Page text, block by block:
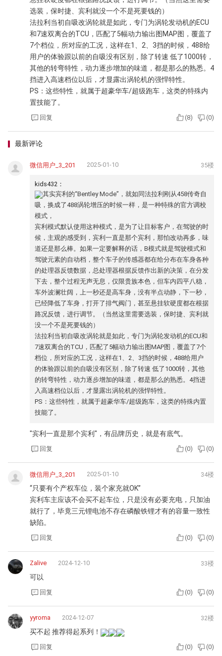
选装，保时捷、宾利就没一个不是死要钱的）
法拉利当初自吸改涡轮就是如此，专门为涡轮发动机的ECU
和7速双离合的TCU，匹配了5幅动力输出图MAP图，覆盖了
7个档位，所对应的工况，这样在1、2、3挡的时候，488给
用户的体验跟以前的自吸没有区别，除了转速 低了1000转，
其他的转弯特性，动力逐步增加的味道，都是那么的熟悉。4
挡进入高速档位以后，才显露出涡轮机的强悍特性。
PS：这些特性，就属于超豪华车/超级跑车，这类的特殊内
置技能了。
回复 (8) (0)
最新评论
微信用户_3_201 2025-01-10 35楼
kids432：
其实宾利的“Bentley Mode”，就如同法拉利刚从458传奇自
吸，换成了488涡轮增压的时候一样，是一种特殊的官方调校
模式，
宾利模式默认使用这种模式，是为了让目标客户，在驾驶的时
候，主观的感受到，宾利一直是那个宾利，那怕改动再多，味
道还是那么棒。如果一定要解释的话，B模式就是驾驶模式和
驾驶元素的自动档，整个车子的传感器都在给分布在车身各种
的处理器反馈数据，总处理器根据反馈作出新的决策，在分发
下去，整个过程无声无息，仅限贵族本色，但车内四平八稳，
车外波澜壮阔，上一秒还是高车身，没有半点动静，下一秒，
已经降低了车身，打开了排气阀门，甚至悬挂软硬度都在根据
路况反馈，进行调节。（当然这里需要选装，保时捷、宾利就
没一个不是死要钱的）
法拉利当初自吸改涡轮就是如此，专门为涡轮发动机的ECU和
7速双离合的TCU，匹配了5幅动力输出图MAP图，覆盖了7个
档位，所对应的工况，这样在1、2、3挡的时候，488给用户
的体验跟以前的自吸没有区别，除了转速 低了1000转，其他
的转弯特性，动力逐步增加的味道，都是那么的熟悉。4挡进
入高速档位以后，才显露出涡轮机的强悍特性。
PS：这些特性，就属于超豪华车/超级跑车，这类的特殊内置
技能了。
"宾利一直是那个宾利"，有品牌历史，就是有底气。
回复 (0) (0)
微信用户_3_201 2025-01-10 34楼
“只要有个产权车位，装个家充就OK”
宾利车主应该不会买不起车位，只是没有必要充电，只加油
就行了，毕竟三元锂电池不存在磷酸铁锂才有的容量一致性
缺陷。
回复 (0) (0)
Zalive 2024-12-10 33楼
可以
回复 (0) (0)
yyroma 2024-12-07 32楼
买不起 推荐得起系列！
回复 (0) (0)